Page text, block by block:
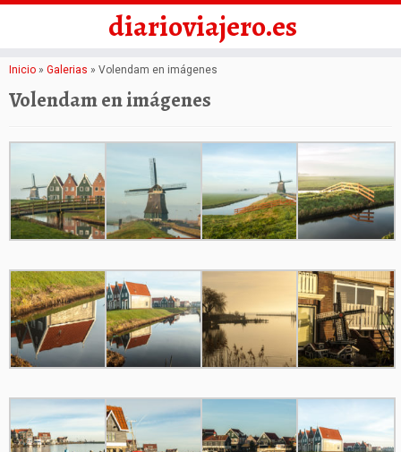
Saltar
al
contenido
diarioviajero.es
Inicio » Galerias » Volendam en imágenes
Volendam en imágenes